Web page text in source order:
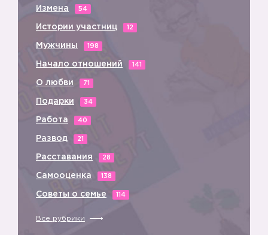
Измена 54
Истории участниц 12
Мужчины 198
Начало отношений 141
О любви 71
Подарки 34
Работа 40
Развод 21
Расставания 28
Самооценка 138
Советы о семье 114
Все рубрики